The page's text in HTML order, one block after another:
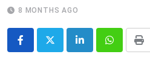
8 MONTHS AGO
LinkedInWhatsapp